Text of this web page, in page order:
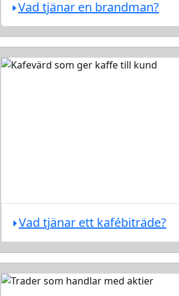
Vad tjänar en brandman?
Vad tjänar ett kafébiträde?